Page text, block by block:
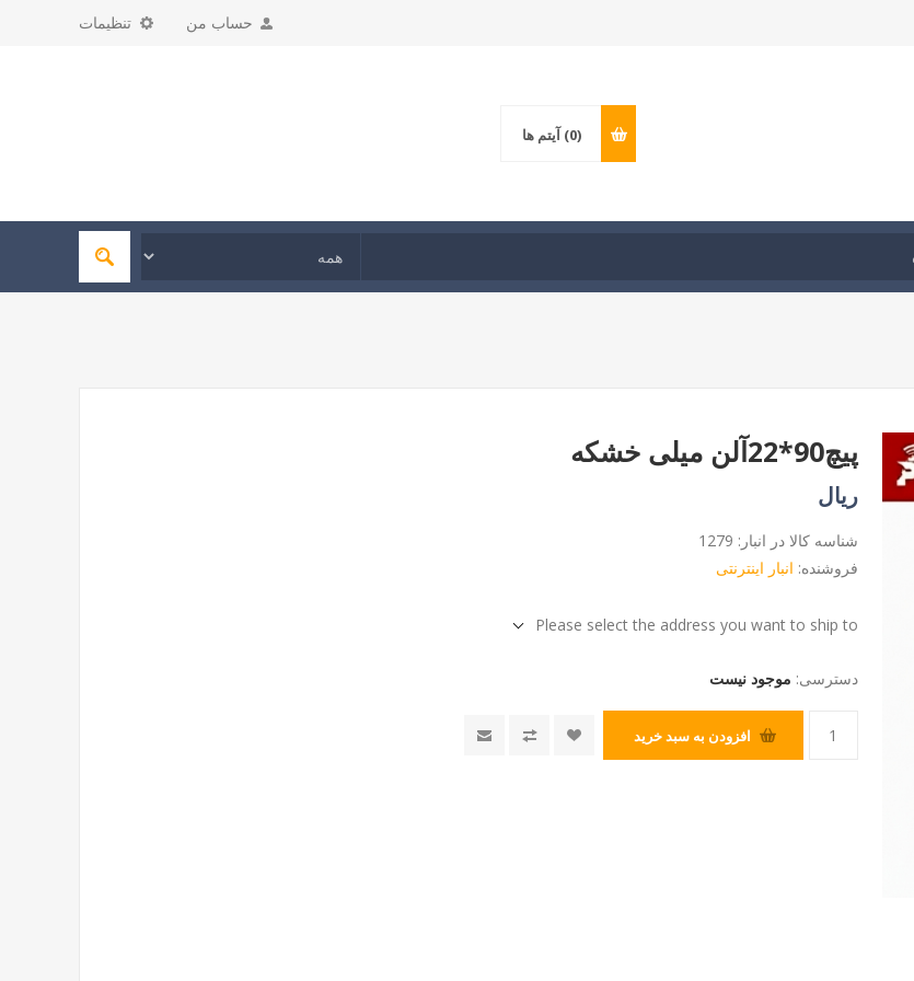
تنظیمات حساب من
(0) آیتم ها
پیچ90*22آلن میلی خشکه
ریال
شناسه کالا در انبار: 1279
فروشنده: انبار اینترنتی
Please select the address you want to ship to
دسترسی: موجود نیست
افزودن به سبد خرید